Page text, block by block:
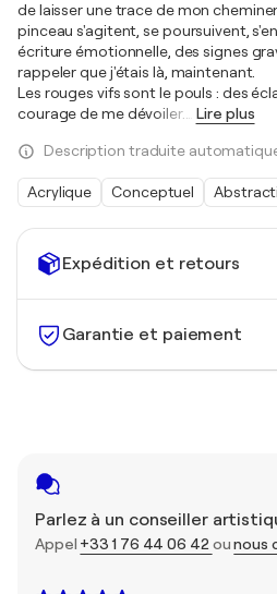
Expédition et retours
Garantie et paiement
Parlez à un conseiller
Appel +33 1 76 44 06 42ounous
de laisser une trace de mon
pinceau s'agitent, se poursuivent,
écriture émotionnelle, des signes
rappeler que j'étais là, maintenant.
Les rouges vifs sont le pouls : des
courage de me dévoiler.… Lire plus
Description traduite
Acrylique Conceptuel